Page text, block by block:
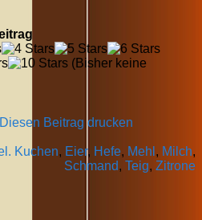
(Bisher keine
Diesen Beitrag drucken
Kuchen, Eier, Hefe, Mehl , Milch,
Schmand, Teig, Zitrone